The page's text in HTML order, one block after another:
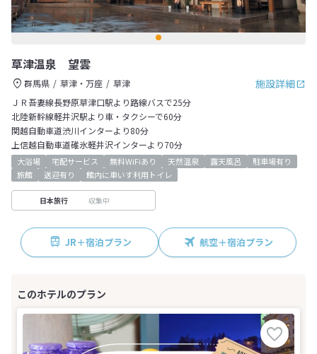
草津温泉 望雲
施設詳細
群馬県 草津・万座
草津
ＪＲ吾妻線長野原草津口駅より路線バスで25分
北陸新幹線軽井沢駅より車・タクシーで60分
関越自動車道渋川インターより80分
上信越自動車道碓氷軽井沢インターより70分
大浴場 宅配サービス 無料WiFiあり 天然温泉 露天風呂
駐車場有り
旅館
送迎有り 館内に車いす利用トイレ
日本旅行 収集中
JR＋宿泊プラン 航空＋宿泊プラン